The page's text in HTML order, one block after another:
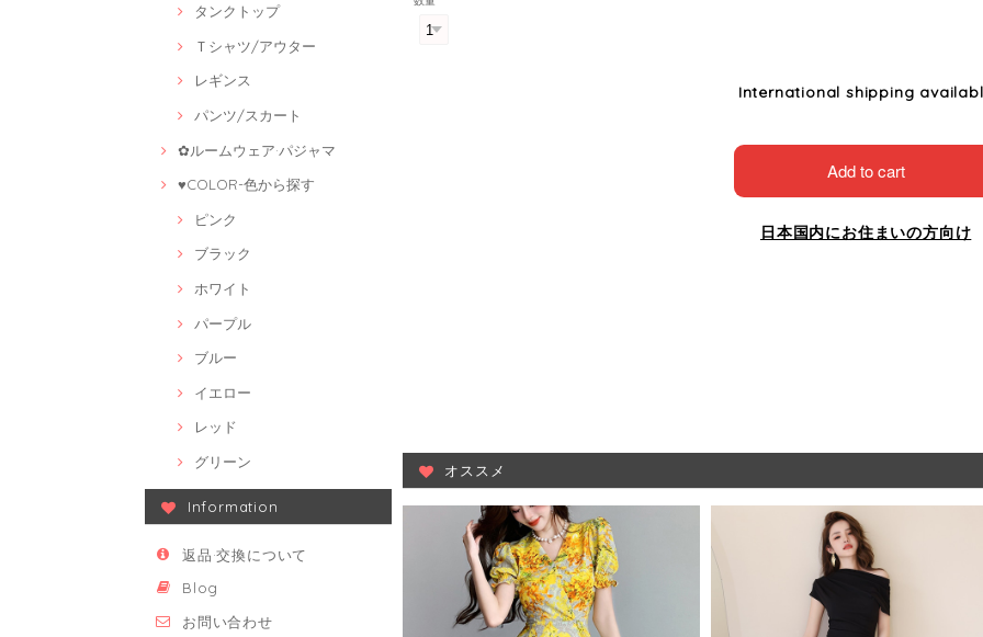
タンクトップ
Ｔシャツ/アウター
レギンス
パンツ/スカート
✿ルームウェア·パジャマ
♥COLOR-色から探す
ピンク
ブラック
ホワイト
パープル
ブルー
イエロー
レッド
グリーン
Information
返品·交換について
Blog
お問い合わせ
International shipping
Add to cart
日本国内にお住まいの方向け
オススメ